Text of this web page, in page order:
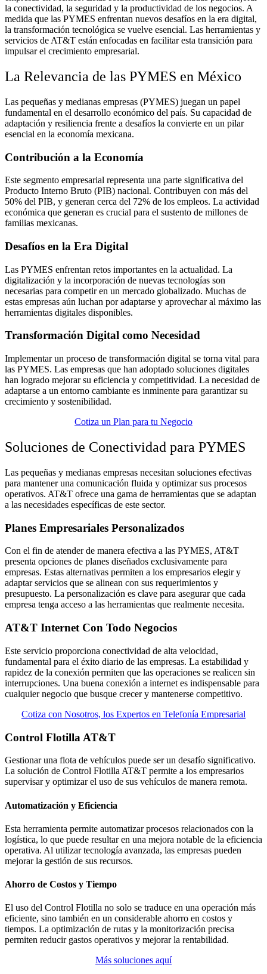
la conectividad, la seguridad y la productividad de los negocios. A
medida que las PYMES enfrentan nuevos desafíos en la era digital,
la transformación tecnológica se vuelve esencial. Las herramientas y
servicios de AT&T están enfocadas en facilitar esta transición para
impulsar el crecimiento empresarial.
La Relevancia de las PYMES en México
Las pequeñas y medianas empresas (PYMES) juegan un papel
fundamental en el desarrollo económico del país. Su capacidad de
adaptación y resiliencia frente a desafíos la convierte en un pilar
esencial en la economía mexicana.
Contribución a la Economía
Este segmento empresarial representa una parte significativa del
Producto Interno Bruto (PIB) nacional. Contribuyen con más del
50% del PIB, y generan cerca del 72% de los empleos. La actividad
económica que generan es crucial para el sustento de millones de
familias mexicanas.
Desafíos en la Era Digital
Las PYMES enfrentan retos importantes en la actualidad. La
digitalización y la incorporación de nuevas tecnologías son
necesarias para competir en un mercado globalizado. Muchas de
estas empresas aún luchan por adaptarse y aprovechar al máximo las
herramientas digitales disponibles.
Transformación Digital como Necesidad
Implementar un proceso de transformación digital se torna vital para
las PYMES. Las empresas que han adoptado soluciones digitales
han logrado mejorar su eficiencia y competitividad. La necesidad de
adaptarse a un entorno cambiante es inminente para garantizar su
crecimiento y sostenibilidad.
Cotiza un Plan para tu Negocio
Soluciones de Conectividad para PYMES
Las pequeñas y medianas empresas necesitan soluciones efectivas
para mantener una comunicación fluida y optimizar sus procesos
operativos. AT&T ofrece una gama de herramientas que se adaptan
a las necesidades específicas de este sector.
Planes Empresariales Personalizados
Con el fin de atender de manera efectiva a las PYMES, AT&T
presenta opciones de planes diseñados exclusivamente para
empresas. Estas alternativas permiten a los empresarios elegir y
adaptar servicios que se alinean con sus requerimientos y
presupuesto. La personalización es clave para asegurar que cada
empresa tenga acceso a las herramientas que realmente necesita.
AT&T Internet Con Todo Negocios
Este servicio proporciona conectividad de alta velocidad,
fundamental para el éxito diario de las empresas. La estabilidad y
rapidez de la conexión permiten que las operaciones se realicen sin
interrupciones. Una buena conexión a internet es indispensable para
cualquier negocio que busque crecer y mantenerse competitivo.
Cotiza con Nosotros, los Expertos en Telefonía Empresarial
Control Flotilla AT&T
Gestionar una flota de vehículos puede ser un desafío significativo.
La solución de Control Flotilla AT&T permite a los empresarios
supervisar y optimizar el uso de sus vehículos de manera remota.
Automatización y Eficiencia
Esta herramienta permite automatizar procesos relacionados con la
logística, lo que puede resultar en una mejora notable de la eficiencia
operativa. Al utilizar tecnología avanzada, las empresas pueden
mejorar la gestión de sus recursos.
Ahorro de Costos y Tiempo
El uso del Control Flotilla no solo se traduce en una operación más
eficiente, sino también en un considerable ahorro en costos y
tiempos. La optimización de rutas y la monitorización precisa
permiten reducir gastos operativos y mejorar la rentabilidad.
Más soluciones aquí